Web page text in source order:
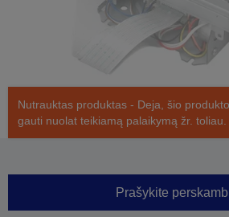
Nutrauktas produktas - Deja, šio
gauti nuolat teikiamą palaikymą žr. toliau.
Prašykite